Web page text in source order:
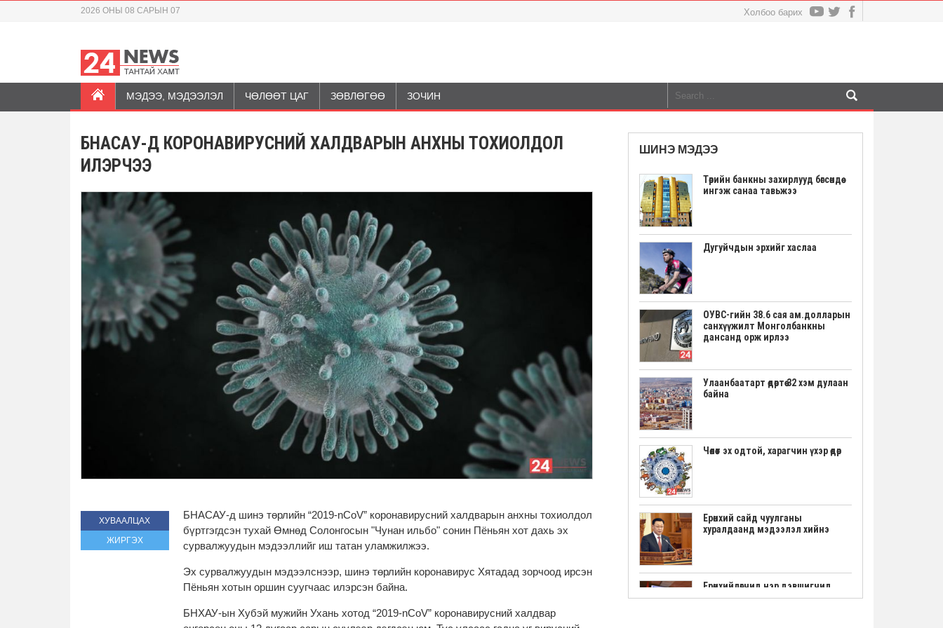
2026 ОНЫ 08 САРЫН 07 Холбоо барих
МЭДЭЭ, МЭДЭЭЛЭЛ ЧӨЛӨӨТ ЦАГ ЗӨВЛӨГӨӨ ЗОЧИН
ШИНЭ МЭДЭЭ
Төрийн банкны захирлууд бөгсөндөө
ингэж санаа тавьжээ
Дугуйчдын эрхийг хаслаа
ОУВС-гийн 38.6 сая ам.долларын
санхүүжилт Монголбанкны
дансанд орж ирлээ
Улаанбаатарт өдөртөө 32 хэм дулаан
байна
Чөлөөт эх одтой, харагчин үхэр өдөр
Ерөнхий сайд чуулганы
хуралдаанд мэдээлэл хийнэ
Ерөнхийлөгчид нэр дэвшигчид
маргааш үнэмлэхээ гардана
БНАСАУ-Д КОРОНАВИРУСНИЙ ХАЛДВАРЫН АНХНЫ ТОХИОЛДОЛ
ИЛЭРЧЭЭ
ХУВААЛЦАХ
ЖИРГЭХ
БНАСАУ-д шинэ төрлийн “2019-nCoV” коронавирусний халдварын анхны тохиолдол
бүртгэгдсэн тухай Өмнөд Солонгосын "Чунан ильбо" сонин Пёньян хот дахь эх
сурвалжуудын мэдээллийг иш татан уламжилжээ.
Эх сурвалжуудын мэдээлснээр, шинэ төрлийн коронавирус Хятадад зорчоод ирсэн
Пёньян хотын оршин суугчаас илэрсэн байна.
БНХАУ-ын Хубэй мужийн Ухань хотод “2019-nCoV” коронавирусний халдвар